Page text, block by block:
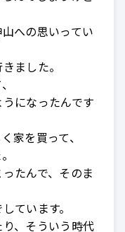
への思いってい
ました。
になったんです
家を買って、
たんで、そのま
ています。
、そういう時代